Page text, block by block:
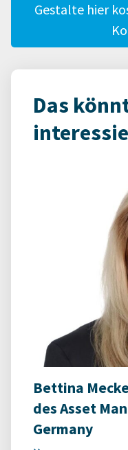
Gestalte hier
Das
Bettina
des Asset
Germany